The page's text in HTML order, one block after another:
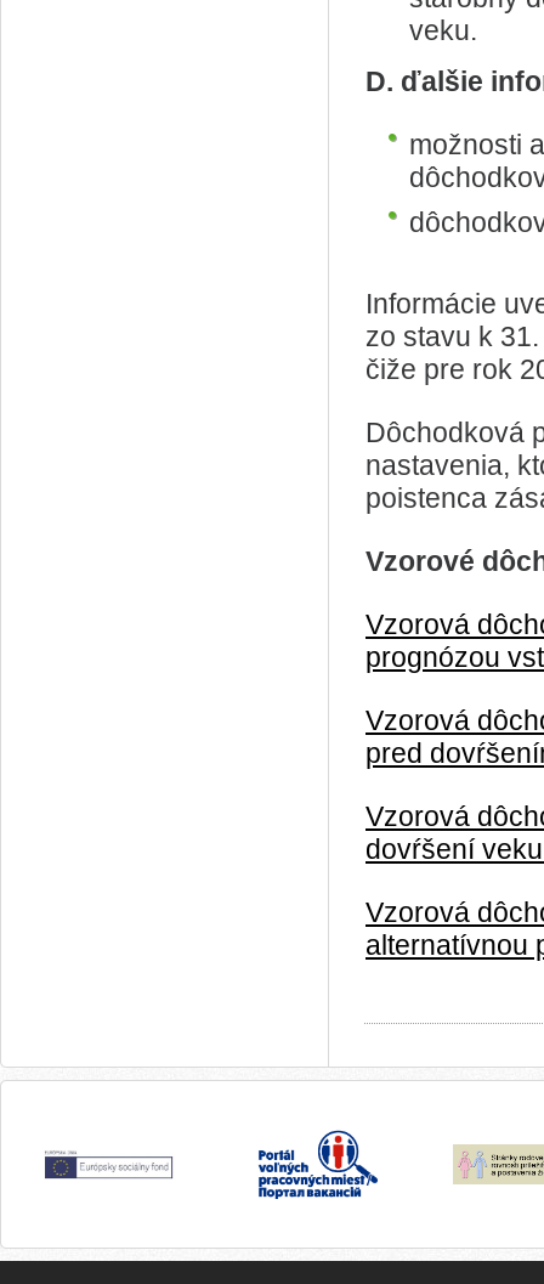
veku.
D. ďalšie
možnosti
Informácie
zo stavu k
čiže pre rok
Dôchodková
nastavenia,
poistenca
Vzorové
Vzorová
prognózou
Vzorová
pred
Vzorová
dovŕšení
Vzorová
alternatívnou